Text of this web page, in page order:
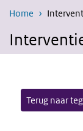
Home
Terug naar